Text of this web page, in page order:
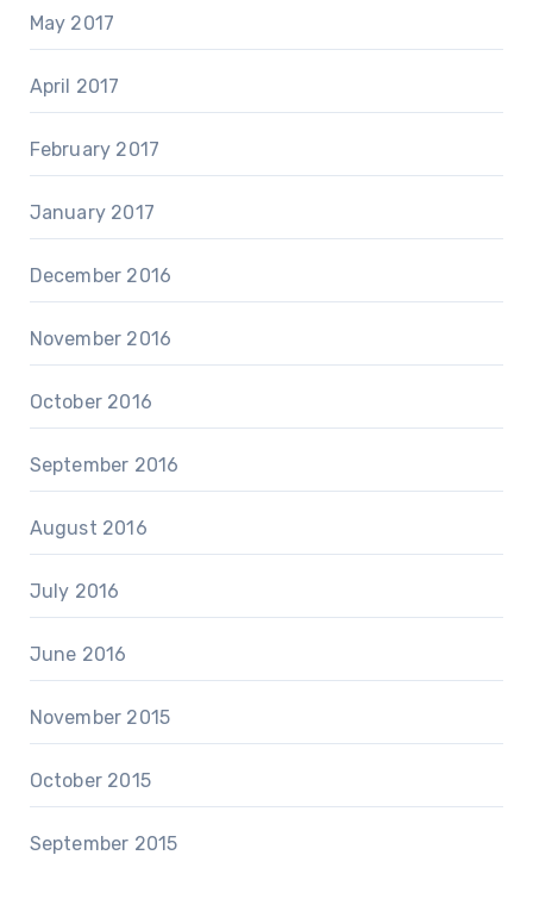
May 2017
April 2017
February 2017
January 2017
December 2016
November 2016
October 2016
September 2016
August 2016
July 2016
June 2016
November 2015
October 2015
September 2015